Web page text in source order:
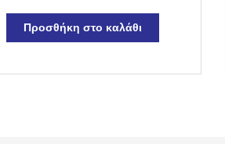
Προσθήκη στο καλάθι